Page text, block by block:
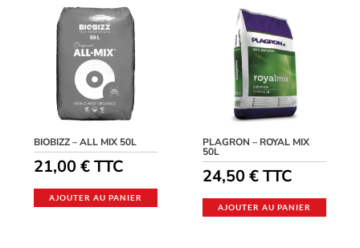
BIOBIZZ – ALL MIX 50L
21,00€ TTC
AJOUTER AU PANIER
PLAGRON – ROYAL MIX
50L
24,50€TTC
AJOUTER AU PANIER